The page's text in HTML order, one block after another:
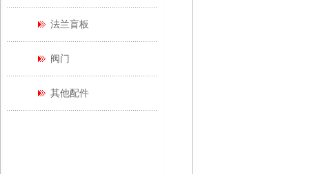
法兰盲板
阀门
其他配件